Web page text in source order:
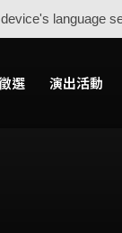
language
選 演出活動